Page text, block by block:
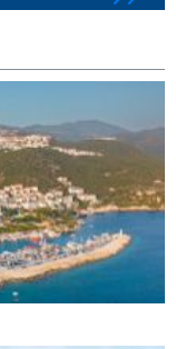
თქვენ
ადამიანის
კადრებს
ახალაძე
12 წლის წინ
გაუჩინარდა?